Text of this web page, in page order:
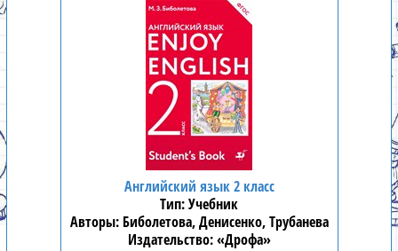
Английский язык 2 класс
Учебник
Биболетова, Денисенко, Трубанева
«Дрофа»